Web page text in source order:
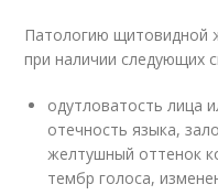
Патологию щитовидной
при наличии следующих
одутловатость лица
отечность языка,
желтушный оттенок
тембр голоса,